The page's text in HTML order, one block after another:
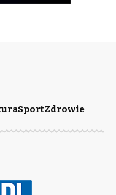
SportZdrowie